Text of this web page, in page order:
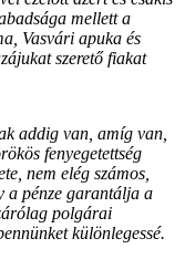
mellett a
Vasvári apuka és
szerető fiakat
addig van, amíg van,
fenyegetettség
nem elég számos,
a pénze garantálja a
polgárai
különlegessé.